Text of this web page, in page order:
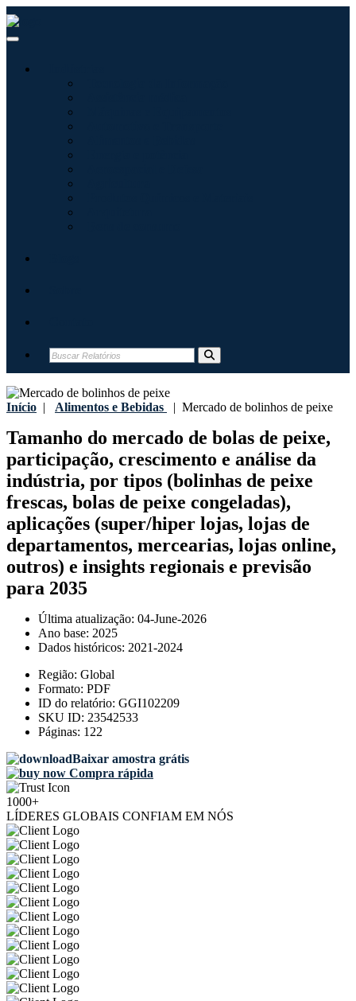
Início | Alimentos e Bebidas | Mercado de bolinhos de peixe
Tamanho do mercado de bolas de peixe,
participação, crescimento e análise da
indústria, por tipos (bolinhas de peixe
frescas, bolas de peixe congeladas),
aplicações (super/hiper lojas, lojas de
departamentos, mercearias, lojas online,
outros) e insights regionais e previsão
para 2035
Última atualização: 04-June-2026
Ano base: 2025
Dados históricos: 2021-2024
Região: Global
Formato: PDF
ID do relatório: GGI102209
SKU ID: 23542533
Páginas: 122
Baixar amostra grátis
Compra rápida
1000+
LÍDERES GLOBAIS CONFIAM EM NÓS